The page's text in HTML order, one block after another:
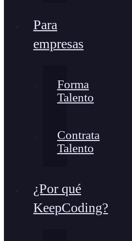
Para
empresas
Forma
Talento
Contrata
Talento
¿Por qué
KeepCoding?